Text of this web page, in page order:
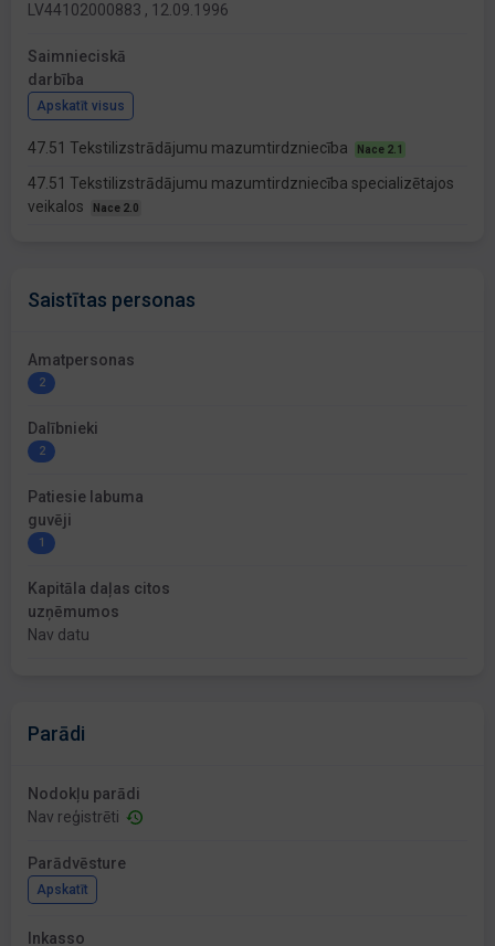
LV44102000883 , 12.09.1996
Saimnieciskā
darbība
Apskatīt visus
47.51 Tekstilizstrādājumu mazumtirdzniecība Nace 2.1
47.51 Tekstilizstrādājumu mazumtirdzniecība specializētajos
veikalos
Nace 2.0
Saistītas personas
Amatpersonas
2
Dalībnieki
2
Patiesie labuma
guvēji
1
Kapitāla daļas citos
uzņēmumos
Nav datu
Parādi
Nodokļu parādi
Nav reģistrēti
Parādvēsture
Apskatīt
Inkasso